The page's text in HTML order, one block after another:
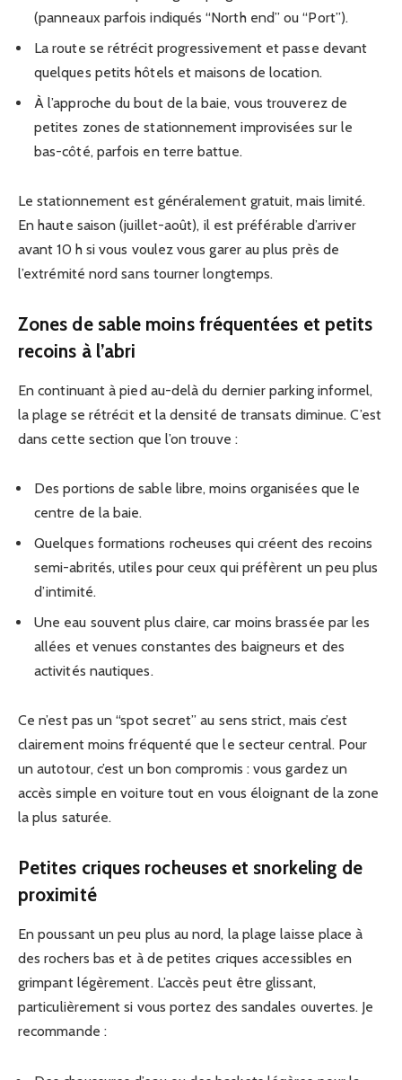
(panneaux parfois indiqués “North end” ou “Port”).
La route se rétrécit progressivement et passe devant
quelques petits hôtels et maisons de location.
À l’approche du bout de la baie, vous trouverez de
petites zones de stationnement improvisées sur le
bas-côté, parfois en terre battue.
Le stationnement est généralement gratuit, mais limité.
En haute saison (juillet-août), il est préférable d’arriver
avant 10 h si vous voulez vous garer au plus près de
l’extrémité nord sans tourner longtemps.
Zones de sable moins fréquentées et petits
recoins à l’abri
En continuant à pied au-delà du dernier parking informel,
la plage se rétrécit et la densité de transats diminue. C’est
dans cette section que l’on trouve :
Des portions de sable libre, moins organisées que le
centre de la baie.
Quelques formations rocheuses qui créent des recoins
semi-abrités, utiles pour ceux qui préfèrent un peu plus
d’intimité.
Une eau souvent plus claire, car moins brassée par les
allées et venues constantes des baigneurs et des
activités nautiques.
Ce n’est pas un “spot secret” au sens strict, mais c’est
clairement moins fréquenté que le secteur central. Pour
un autotour, c’est un bon compromis : vous gardez un
accès simple en voiture tout en vous éloignant de la zone
la plus saturée.
Petites criques rocheuses et snorkeling de
proximité
En poussant un peu plus au nord, la plage laisse place à
des rochers bas et à de petites criques accessibles en
grimpant légèrement. L’accès peut être glissant,
particulièrement si vous portez des sandales ouvertes. Je
recommande :